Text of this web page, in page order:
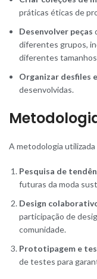
práticas éticas de
Desenvolver peças
diferentes grupos,
diferentes
Organizar desfiles
desenvolvidas.
A metodologia
Pesquisa de
futuras da moda
Design
participação de
comunidade.
Prototipagem e
de testes para